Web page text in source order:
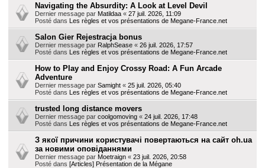
Navigating the Absurdity: A Look at Level Devil
Dernier message par Matildaa « 27 juil. 2026, 11:09
Posté dans Les règles et vos présentations de Megane-France.net
Salon Gier Rejestracja bonus
Dernier message par RalphSease « 26 juil. 2026, 17:57
Posté dans Les règles et vos présentations de Megane-France.net
How to Play and Enjoy Crossy Road: A Fun Arcade
Adventure
Dernier message par Samight « 25 juil. 2026, 05:40
Posté dans Les règles et vos présentations de Megane-France.net
trusted long distance movers
Dernier message par coolgomoving « 24 juil. 2026, 17:48
Posté dans Les règles et vos présentations de Megane-France.net
З якої причини користувачі повертаються на сайт oh.ua
за новими оповіданнями
Dernier message par Moetraign « 23 juil. 2026, 20:58
Posté dans [Articles] Présentation de la Mégane